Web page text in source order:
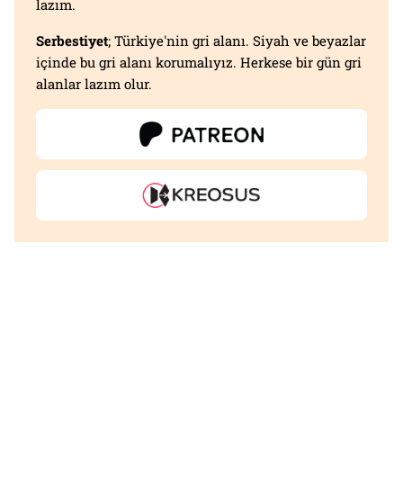
lazım.
Serbestiyet; Türkiye'nin gri alanı. Siyah ve beyazlar
içinde bu gri alanı korumalıyız. Herkese bir gün gri
alanlar lazım olur.